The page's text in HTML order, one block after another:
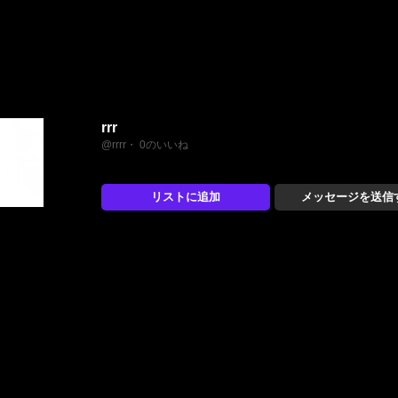
rrr
@rrrr・ 0のいいね
リストに追加 メッセージを送信